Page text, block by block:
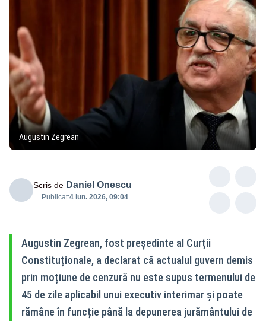
Augustin Zegrean
Scris de Daniel Onescu
Publicat:4 iun. 2026, 09:04
Augustin Zegrean, fost președinte al Curții
Constituționale, a declarat că actualul guvern demis
prin moțiune de cenzură nu este supus termenului de
45 de zile aplicabil unui executiv interimar și poate
rămâne în funcție până la depunerea jurământului de